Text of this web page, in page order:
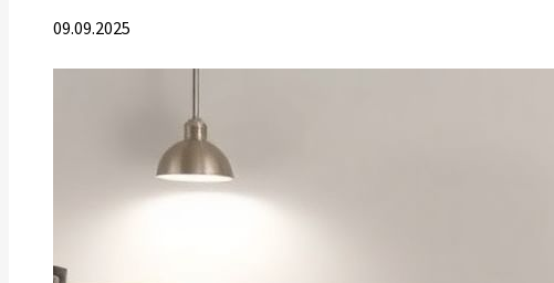
09.09.2025